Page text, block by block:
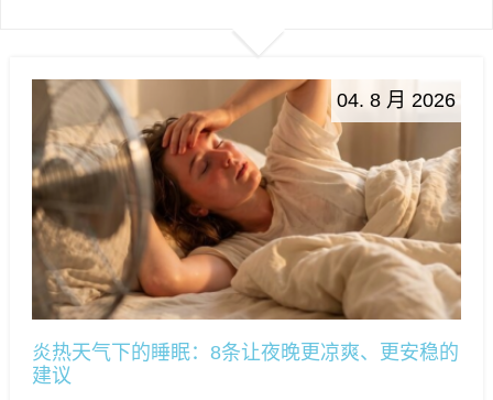
04. 8 月 2026
炎热天气下的睡眠：8条让夜晚更凉爽、更安稳的
建议